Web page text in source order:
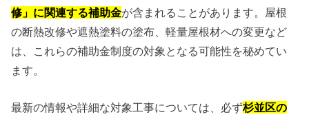
修」に関連する補助金が含まれることがあります。屋根
の断熱改修や遮熱塗料の塗布、軽量屋根材への変更など
は、これらの補助金制度の対象となる可能性を秘めてい
ます。
最新の情報や詳細な対象工事については、必ず杉並区の